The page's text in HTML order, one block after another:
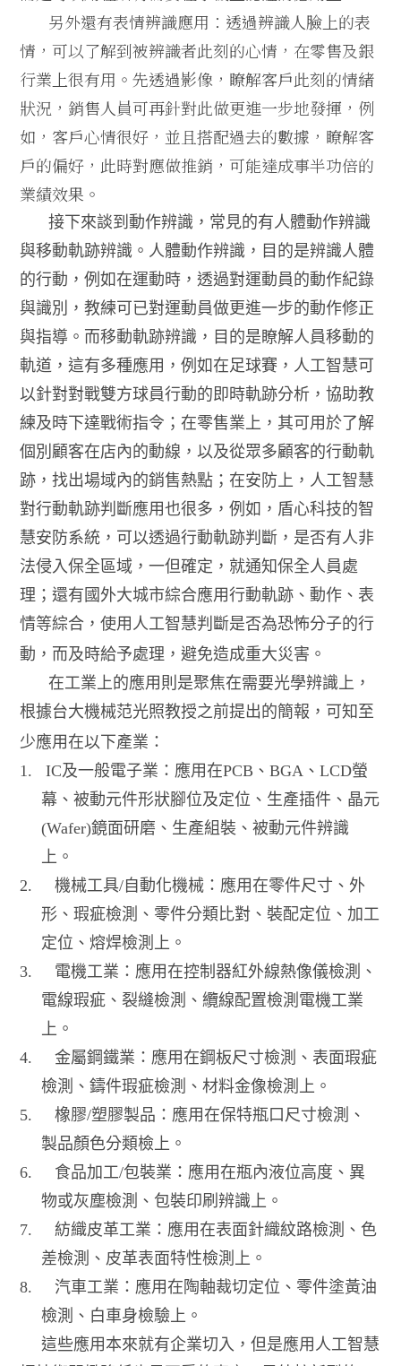
另外還有表情辨識應用：透過辨識人臉上的表
情，可以了解到被辨識者此刻的心情，在零售及銀
行業上很有用。先透過影像，瞭解客戶此刻的情緒
狀況，銷售人員可再針對此做更進一步地發揮，例
如，客戶心情很好，並且搭配過去的數據，瞭解客
戶的偏好，此時對應做推銷，可能達成事半功倍的
業績效果。
接下來談到動作辨識，常見的有人體動作辨識
與移動軌跡辨識。人體動作辨識，目的是辨識人體
的行動，例如在運動時，透過對運動員的動作紀錄
與識別，教練可已對運動員做更進一步的動作修正
與指導。而移動軌跡辨識，目的是瞭解人員移動的
軌道，這有多種應用，例如在足球賽，人工智慧可
以針對對戰雙方球員行動的即時軌跡分析，協助教
練及時下達戰術指令；在零售業上，其可用於了解
個別顧客在店內的動線，以及從眾多顧客的行動軌
跡，找出場域內的銷售熱點；在安防上，人工智慧
對行動軌跡判斷應用也很多，例如，盾心科技的智
慧安防系統，可以透過行動軌跡判斷，是否有人非
法侵入保全區域，一但確定，就通知保全人員處
理；還有國外大城市綜合應用行動軌跡、動作、表
情等綜合，使用人工智慧判斷是否為恐怖分子的行
動，而及時給予處理，避免造成重大災害。
在工業上的應用則是聚焦在需要光學辨識上，
根據台大機械范光照教授之前提出的簡報，可知至
少應用在以下產業：
1.
IC及一般電子業：應用在PCB 、BGA 、LCD螢
幕、被動元件形狀腳位及定位、生產插件、晶元
(Wafer)鏡面研磨、生產組裝、被動元件辨識
上。
2.
機械工具/ 自動化機械：應用在零件尺寸、外
形、瑕疵檢測、零件分類比對、裝配定位、加工
定位、熔焊檢測上。
3.
電機工業：應用在控制器紅外線熱像儀檢測、
電線瑕疵、裂縫檢測、纜線配置檢測電機工業
上。
4.
金屬鋼鐵業：應用在鋼板尺寸檢測、表面瑕疵
檢測、鑄件瑕疵檢測、材料金像檢測上。
5.
橡膠/塑膠製品：應用在保特瓶口尺寸檢測、
製品顏色分類檢上。
6.
食品加工/包裝業：應用在瓶內液位高度、異
物或灰塵檢測、包裝印刷辨識上。
7.
紡織皮革工業：應用在表面針織紋路檢測、色
差檢測、皮革表面特性檢測上。
8.
汽車工業：應用在陶軸裁切定位、零件塗黃油
檢測、白車身檢驗上。
這些應用本來就有企業切入，但是應用人工智慧